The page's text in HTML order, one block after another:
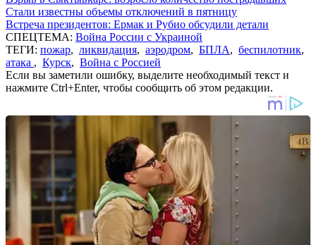
Стали известны объемы отключений в пятницу
Встреча президентов: Ермак и Рубио обсудили детали
СПЕЦТЕМА: Война России с Украиной
ТЕГИ: пожар, ликвидация, аэродром, БПЛА, беспилотник,
атака , Курск, Война с Россией
Если вы заметили ошибку, выделите необходимый текст и
нажмите Ctrl+Enter, чтобы сообщить об этом редакции.